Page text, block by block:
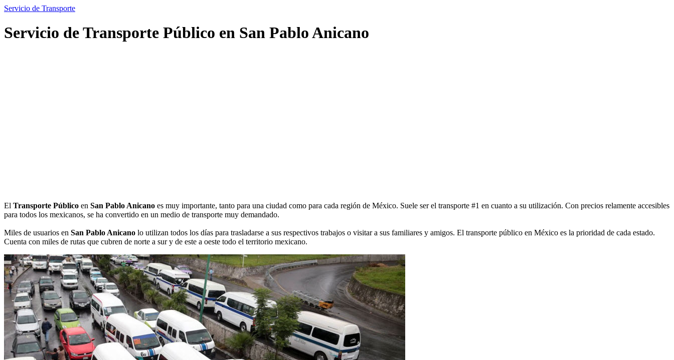
Servicio de Transporte
Servicio de Transporte Público en San Pablo Anicano
El Transporte Público en San Pablo Anicano es muy importante, tanto para una ciudad como para cada región de México. Suele ser el transporte #1 en cuanto a su utilización. Con precios relamente accesibles
para todos los mexicanos, se ha convertido en un medio de transporte muy demandado.
Miles de usuarios en San Pablo Anicano lo utilizan todos los días para trasladarse a sus respectivos trabajos o visitar a sus familiares y amigos. El transporte público en México es la prioridad de cada estado.
Cuenta con miles de rutas que cubren de norte a sur y de este a oeste todo el territorio mexicano.